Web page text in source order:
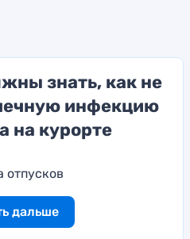
знать, как не
инфекцию
на курорте
отпусков
дальше